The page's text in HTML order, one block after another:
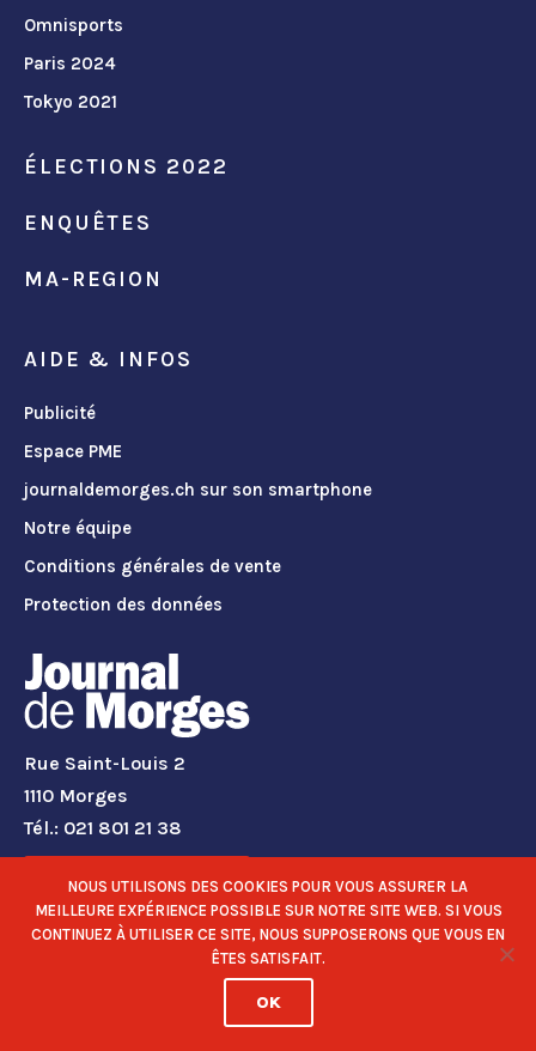
Omnisports
Paris 2024
Tokyo 2021
ÉLECTIONS 2022
ENQUÊTES
MA-REGION
AIDE & INFOS
Publicité
Espace PME
journaldemorges.ch sur son smartphone
Notre équipe
Conditions générales de vente
Protection des données
Rue Saint-Louis 2
1110 Morges
Tél.: 021 801 21 38
CONTACT
RÉSEAUX SOCIAUX
NOUS UTILISONS DES COOKIES POUR VOUS ASSURER LA
MEILLEURE EXPÉRIENCE POSSIBLE SUR NOTRE SITE WEB. SI VOUS
CONTINUEZ À UTILISER CE SITE, NOUS SUPPOSERONS QUE VOUS EN
ÊTES SATISFAIT.
OK